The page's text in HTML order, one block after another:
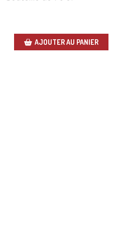
AJOUTER AU PANIER